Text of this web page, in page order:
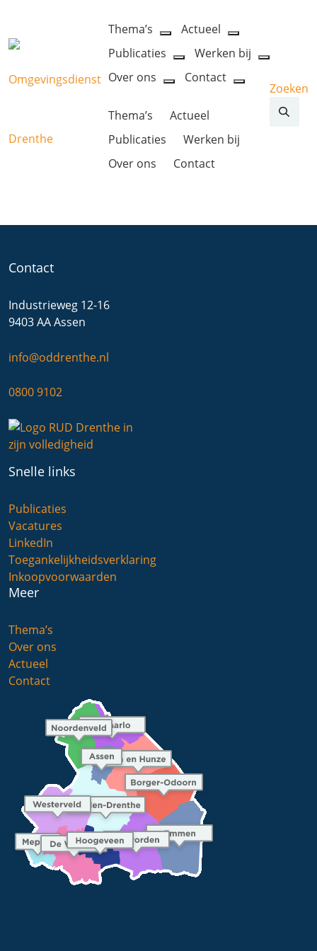
Thema’s
dropdown
menu
Actueel
dropdown
Publicaties
dropdown
Werken bij
Over ons
menu
Contact
dropdown
Thema’s
Actueel
Publicaties
Werken bij
Over ons
Contact
Zoeken
Contact
Industrieweg 12-16
9403 AA Assen
info@oddrenthe.nl
0800 9102
Snelle links
Publicaties
Vacatures
LinkedIn
Toegankelijkheidsverklaring
Inkoopvoorwaarden
Meer
Thema’s
Over ons
Actueel
Contact